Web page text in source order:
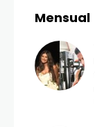
Mensual